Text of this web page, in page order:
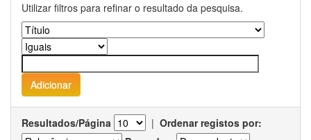
Utilizar filtros para refinar o resultado da pesquisa.
Resultados/Página | Ordenar registos por: